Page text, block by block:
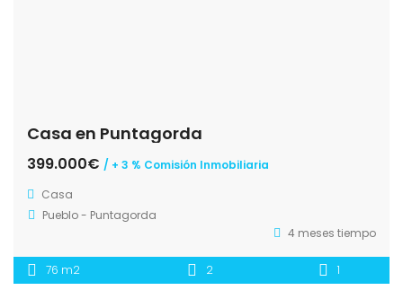
Casa en Puntagorda
399.000€ / + 3 % Comisión Inmobiliaria
Casa
Pueblo - Puntagorda
4 meses tiempo
76 m2 2 1